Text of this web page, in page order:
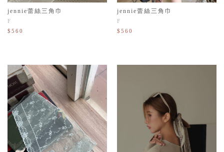
jennie蕾絲三角巾
F
$560
jennie蕾絲三角巾
F
$560